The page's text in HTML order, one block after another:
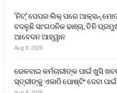
‘ନିଟ୍’ ପେପର ଲିକ୍ ପରେ ଆକ୍ସନ୍‌
ବଦଳୁଛି ସାଂଗଠନିକ ଢାଞ୍ଚା, ତିନି
ଆବେଦନ ଆହ୍ୱାନ
Aug 8, 2026
ରେଳବାଇ କର୍ମଚାରୀଙ୍କ ପାଇଁ ଖୁସି
ସ୍ତ୍ରୀଙ୍କୁ ଏକାଠି ପୋଷ୍ଟିଂ ଦେବା